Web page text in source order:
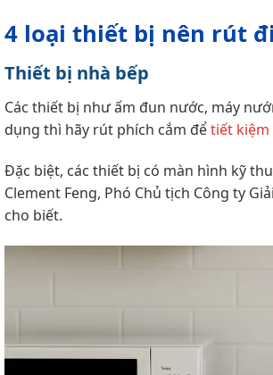
4 loại thiết bị nên rút
Thiết bị nhà bếp
Các thiết bị như ấm đun nước, máy
dụng thì hãy rút phích cắm đểtiết kiệm
Đặc biệt, các thiết bị có màn hình kỹ
Clement Feng, Phó Chủ tịch Công ty
cho biết.